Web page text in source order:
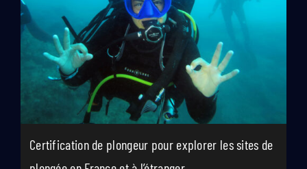
Certification de plongeur pour explorer les sites de